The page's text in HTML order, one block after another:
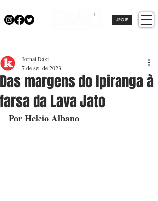
APOIE
Das margens do Ipiranga à
farsa da Lava Jato
Jornal Daki
7 de set. de 2023
Por Helcio Albano